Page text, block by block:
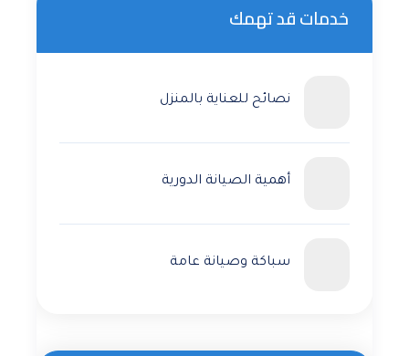
خدمات قد تهمك
نصائح للعناية بالمنزل
أهمية الصيانة الدورية
سباكة وصيانة عامة